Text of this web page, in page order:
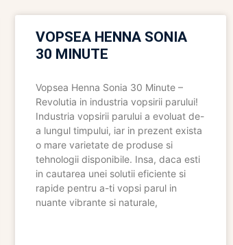
VOPSEA HENNA SONIA
30 MINUTE
Vopsea Henna Sonia 30 Minute –
Revolutia in industria vopsirii parului!
Industria vopsirii parului a evoluat de-
a lungul timpului, iar in prezent exista
o mare varietate de produse si
tehnologii disponibile. Insa, daca esti
in cautarea unei solutii eficiente si
rapide pentru a-ti vopsi parul in
nuante vibrante si naturale,